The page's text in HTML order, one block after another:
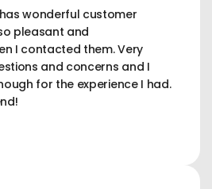
wonderful customer
pleasant and
I contacted them. Very
and concerns and I
for the experience I had.